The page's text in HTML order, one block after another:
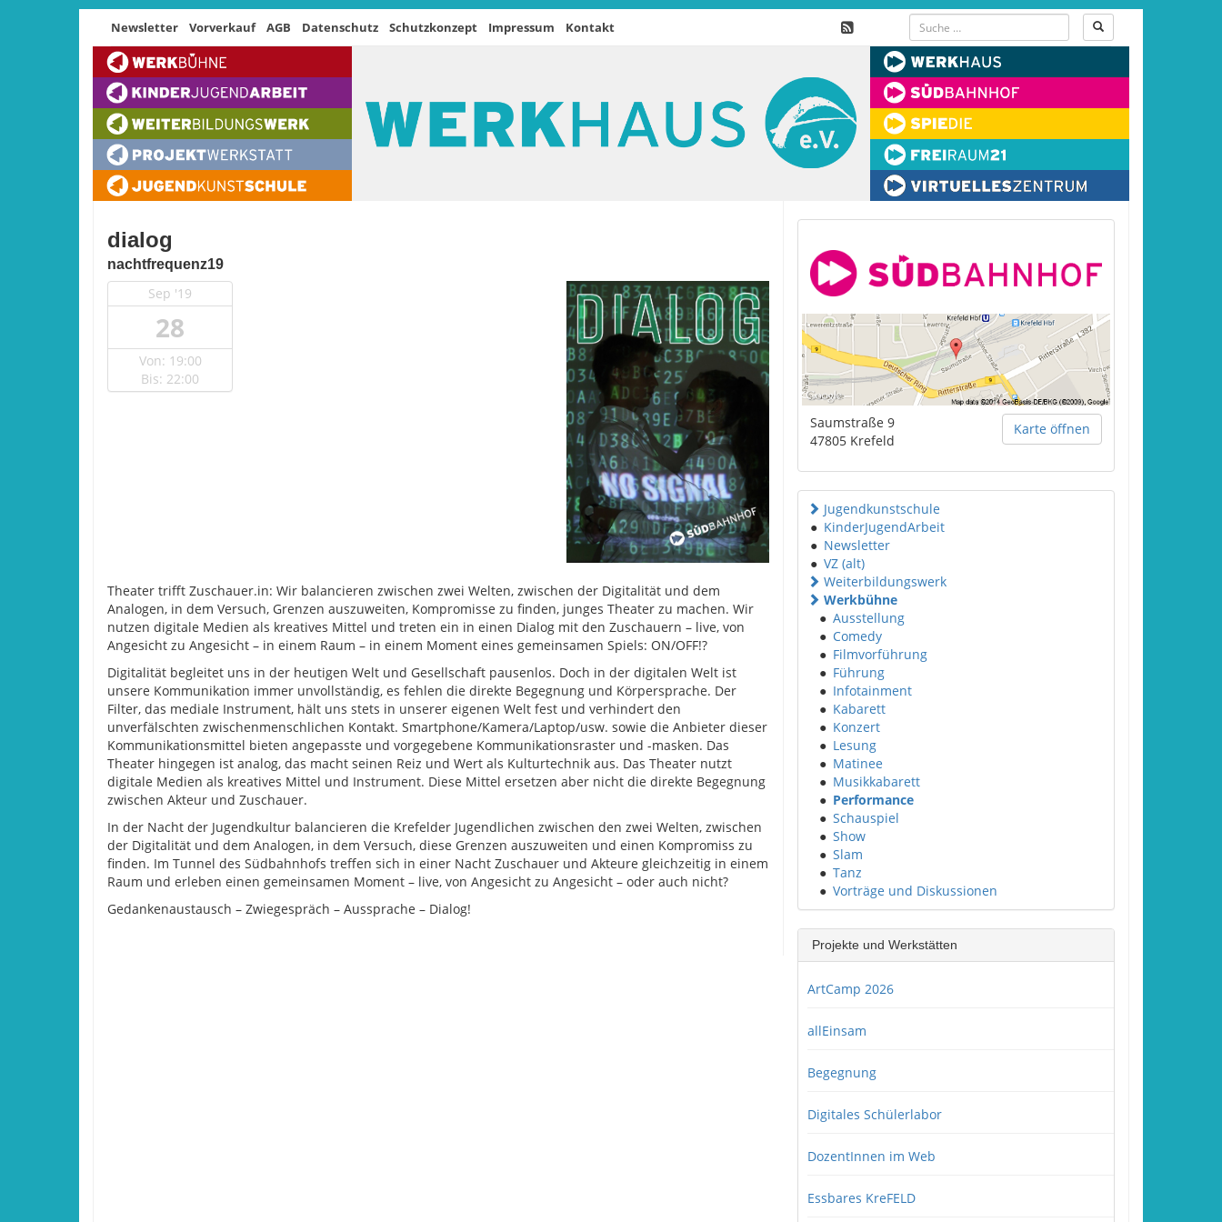
Newsletter Vorverkauf AGB Datenschutz Schutzkonzept Impressum Kontakt
dialog
nachtfrequenz19
Sep '19
28
Von: 19:00
Bis: 22:00
Theater trifft Zuschauer.in: Wir balancieren zwischen zwei Welten, zwischen der Digitalität und dem
Analogen, in dem Versuch, Grenzen auszuweiten, Kompromisse zu finden, junges Theater zu machen. Wir
nutzen digitale Medien als kreatives Mittel und treten ein in einen Dialog mit den Zuschauern – live, von
Angesicht zu Angesicht – in einem Raum – in einem Moment eines gemeinsamen Spiels: ON/OFF!?
Digitalität begleitet uns in der heutigen Welt und Gesellschaft pausenlos. Doch in der digitalen Welt ist
unsere Kommunikation immer unvollständig, es fehlen die direkte Begegnung und Körpersprache. Der
Filter, das mediale Instrument, hält uns stets in unserer eigenen Welt fest und verhindert den
unverfälschten zwischenmenschlichen Kontakt. Smartphone/Kamera/Laptop/usw. sowie die Anbieter dieser
Kommunikationsmittel bieten angepasste und vorgegebene Kommunikationsraster und -masken. Das
Theater hingegen ist analog, das macht seinen Reiz und Wert als Kulturtechnik aus. Das Theater nutzt
digitale Medien als kreatives Mittel und Instrument. Diese Mittel ersetzen aber nicht die direkte Begegnung
zwischen Akteur und Zuschauer.
In der Nacht der Jugendkultur balancieren die Krefelder Jugendlichen zwischen den zwei Welten, zwischen
der Digitalität und dem Analogen, in dem Versuch, diese Grenzen auszuweiten und einen Kompromiss zu
finden. Im Tunnel des Südbahnhofs treffen sich in einer Nacht Zuschauer und Akteure gleichzeitig in einem
Raum und erleben einen gemeinsamen Moment – live, von Angesicht zu Angesicht – oder auch nicht?
Gedankenaustausch – Zwiegespräch – Aussprache – Dialog!
Karte öffnen
Saumstraße 9
47805 Krefeld
Jugendkunstschule
● KinderJugendArbeit
● Newsletter
● VZ (alt)
Weiterbildungswerk
Werkbühne
● Ausstellung
● Comedy
● Filmvorführung
● Führung
● Infotainment
● Kabarett
● Konzert
● Lesung
● Matinee
● Musikkabarett
● Performance
● Schauspiel
● Show
● Slam
● Tanz
● Vorträge und Diskussionen
Projekte und Werkstätten
ArtCamp 2026
allEinsam
Begegnung
Digitales Schülerlabor
DozentInnen im Web
Essbares KreFELD